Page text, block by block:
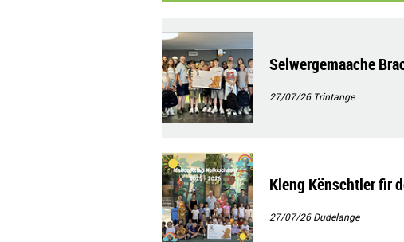
Selwergemaache
27/07/26 Trintange
Kleng Kënschtler fir
27/07/26Dudelange